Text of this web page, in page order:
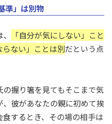
準」は別物
「自分が気にしない」こと
ない」ことは別だという点
握り箸を見てもそこまで気
彼があなたの親に初めて挨
するとき、その場の相手は